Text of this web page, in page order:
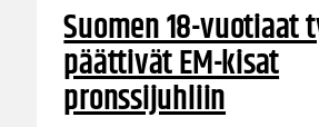
Suomen 18-vuotiaat
päättivät EM-kisat
pronssijuhliin